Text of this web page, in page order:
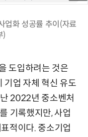
업화 성공률 추이(자료
)
도입하려는 것은
기업 자체 혁신 유도
2022년 중소벤처
기록했지만, 사업
적이다. 중소기업